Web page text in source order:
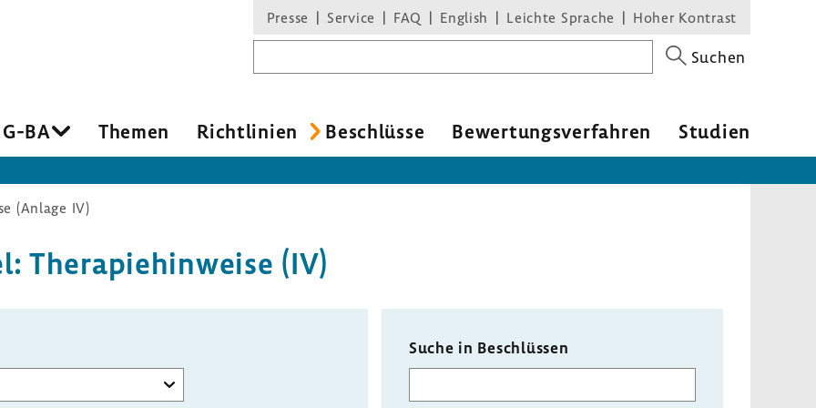
Presse Service FAQ English Leichte Sprache Hoher Kontrast
Suchen
BA Themen Richt­li­nien Beschlüsse Bewer­tungs­ver­fahren Studien
(Anlage IV)
Thera­pie­hin­weise (IV)
Suche in Beschlüssen